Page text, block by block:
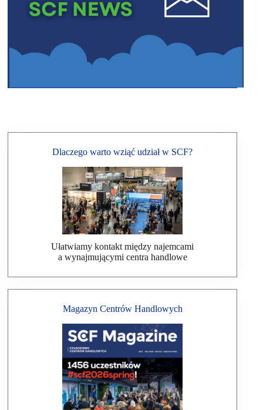
Dlaczego warto wziąć udział w SCF?
Ułatwiamy kontakt między najemcami
a wynajmującymi centra handlowe
Magazyn Centrów Handlowych